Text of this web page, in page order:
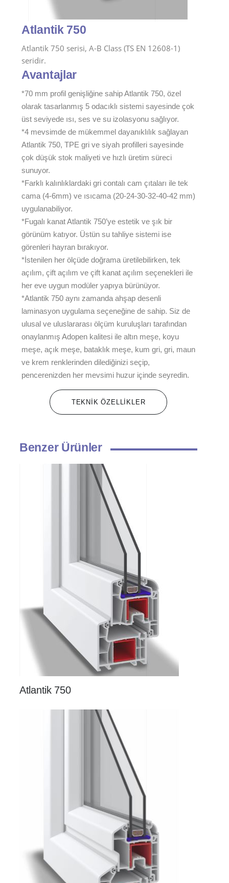
Atlantik 750
Atlantik 750 serisi, A-B Class (TS EN 12608-1)
seridir.
Avantajlar
*70 mm profil genişliğine sahip Atlantik 750, özel
olarak tasarlanmış 5 odacıklı sistemi sayesinde çok
üst seviyede ısı, ses ve su izolasyonu sağlıyor.
*4 mevsimde de mükemmel dayanıklılık sağlayan
Atlantik 750, TPE gri ve siyah profilleri sayesinde
çok düşük stok maliyeti ve hızlı üretim süreci
sunuyor.
*Farklı kalınlıklardaki gri contalı cam çıtaları ile tek
cama (4-6mm) ve ısıcama (20-24-30-32-40-42 mm)
uygulanabiliyor.
*Fugalı kanat Atlantik 750’ye estetik ve şık bir
görünüm katıyor. Üstün su tahliye sistemi ise
görenleri hayran bırakıyor.
*İstenilen her ölçüde doğrama üretilebilirken, tek
açılım, çift açılım ve çift kanat açılım seçenekleri ile
her eve uygun modüler yapıya bürünüyor.
*Atlantik 750 aynı zamanda ahşap desenli
laminasyon uygulama seçeneğine de sahip. Siz de
ulusal ve uluslararası ölçüm kuruluşları tarafından
onaylanmış Adopen kalitesi ile altın meşe, koyu
meşe, açık meşe, bataklık meşe, kum gri, gri, maun
ve krem renklerinden dilediğinizi seçip,
pencerenizden her mevsimi huzur içinde seyredin.
TEKNIK ÖZELLIKLER
Benzer Ürünler
Atlantik 750